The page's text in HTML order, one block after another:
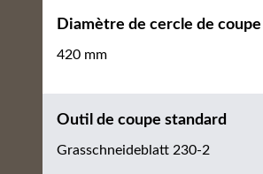
Diamètre de cercle de coupe
420 mm
Outil de coupe standard
Grasschneideblatt 230-2